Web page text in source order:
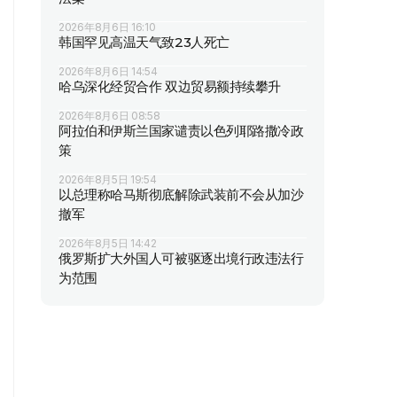
2026年8月6日 16:10
韩国罕见高温天气致23人死亡
2026年8月6日 14:54
哈乌深化经贸合作 双边贸易额持续攀升
2026年8月6日 08:58
阿拉伯和伊斯兰国家谴责以色列耶路撒冷政
策
2026年8月5日 19:54
以总理称哈马斯彻底解除武装前不会从加沙
撤军
2026年8月5日 14:42
俄罗斯扩大外国人可被驱逐出境行政违法行
为范围